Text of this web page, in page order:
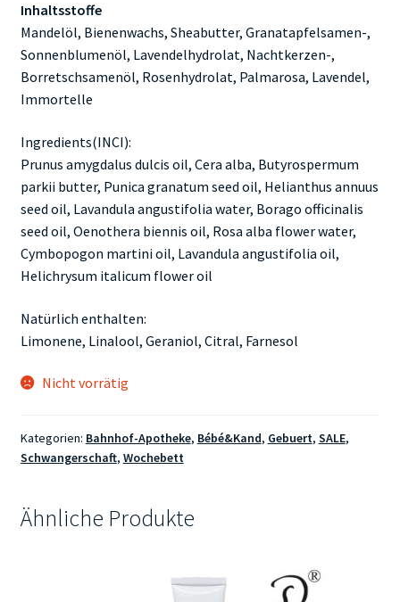
Inhaltsstoffe
Mandelöl, Bienenwachs, Sheabutter, Granatapfelsamen-,
Sonnenblumenöl, Lavendelhydrolat, Nachtkerzen-,
Borretschsamenöl, Rosenhydrolat, Palmarosa, Lavendel,
Immortelle
Ingredients(INCI):
Prunus amygdalus dulcis oil, Cera alba, Butyrospermum
parkii butter, Punica granatum seed oil, Helianthus annuus
seed oil, Lavandula angustifolia water, Borago officinalis
seed oil, Oenothera biennis oil, Rosa alba flower water,
Cymbopogon martini oil, Lavandula angustifolia oil,
Helichrysum italicum flower oil
Natürlich enthalten:
Limonene, Linalool, Geraniol, Citral, Farnesol
Nicht vorrätig
Kategorien: Bahnhof-Apotheke, Bébé&Kand, Gebuert, SALE,
Schwangerschaft, Wochebett
Ähnliche Produkte